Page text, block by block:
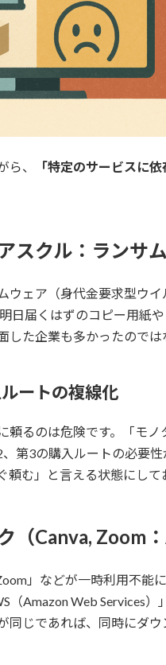
、
「特定のサービスに
スクル：ランサム
ウェア（身代金要求型ウ
日届くはずのコピー用紙
た企業も多かったのでは
ートの複線化
頼るのは危険です。「モ
第3の購入ルートの必要
む」と言える状態にして
Canva, Zoom：
」などが一時利用不能
（Amazon Web Services
同じであれば、同時にダ